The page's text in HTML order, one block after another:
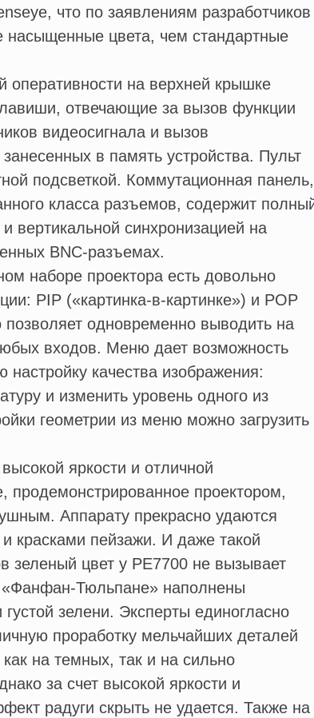
что по заявлениям разработчиков
насыщенные цвета, чем стандартные
оперативности на верхней крышке
отвечающие за вызов функции
видеосигнала и вызов
в память устройства. Пульт
подсветкой. Коммутационная панель,
класса разъемов, содержит
вертикальной синхронизацией на
BNC-разъемах.
наборе проектора есть довольно
PIP («картинка-в-картинке») и POP
позволяет одновременно выводить на
входов. Меню дает возможность
качества изображения:
и изменить уровень одного из
геометрии из меню можно загрузить
яркости и отличной
продемонстрированное проектором,
Аппарату прекрасно удаются
красками пейзажи. И даже такой
зеленый цвет у РЕ7700 не вызывает
Тюльпане» наполнены
зелени. Эксперты единогласно
проработку мельчайших деталей
на темных, так и на сильно
за счет высокой яркости и
радуги скрыть не удается. Также на